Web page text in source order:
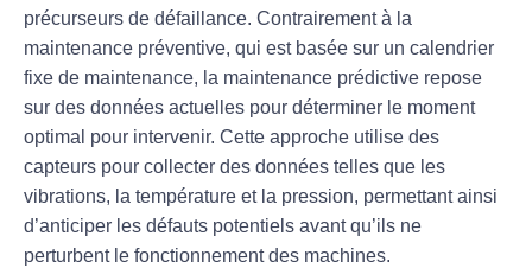
précurseurs de défaillance. Contrairement à la
maintenance préventive, qui est basée sur un calendrier
fixe de maintenance, la maintenance prédictive repose
sur des données actuelles pour déterminer le moment
optimal pour intervenir. Cette approche utilise des
capteurs pour collecter des données telles que les
vibrations, la température et la pression, permettant ainsi
d’anticiper les défauts potentiels avant qu’ils ne
perturbent le fonctionnement des machines.